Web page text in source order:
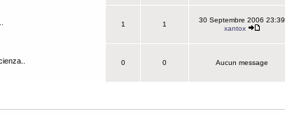
1 1
30 Septembre 2006 23:39
xantox
0 0 Aucun message